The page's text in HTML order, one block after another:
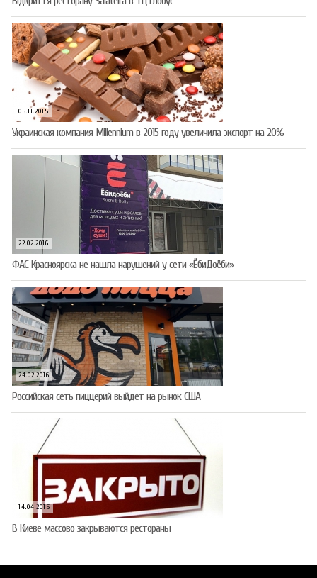
05.11.2015
Украинская компания Millennium в 2015 году увеличила экспорт на 20%
22.02.2016
ФАС Красноярска не нашла нарушений у сети «ЁбиДоёби»
24.02.2016
Российская сеть пиццерий выйдет на рынок США
14.04.2015
В Киеве массово закрываются рестораны